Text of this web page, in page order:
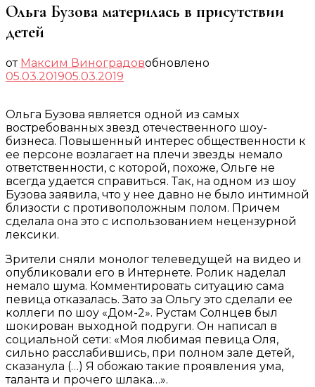
Ольга Бузова материлась в присутствии
детей
от Максим Виноградовобновлено
05.03.201905.03.2019
Ольга Бузова является одной из самых
востребованных звезд отечественного шоу-
бизнеса. Повышенный интерес общественности к
ее персоне возлагает на плечи звезды немало
ответственности, с которой, похоже, Ольге не
всегда удается справиться. Так, на одном из шоу
Бузова заявила, что у нее давно не было интимной
близости с противоположным полом. Причем
сделала она это с использованием нецензурной
лексики.
Зрители сняли монолог телеведущей на видео и
опубликовали его в Интернете. Ролик наделал
немало шума. Комментировать ситуацию сама
певица отказалась. Зато за Ольгу это сделали ее
коллеги по шоу «Дом-2». Рустам Солнцев был
шокирован выходной подруги. Он написал в
социальной сети: «Моя любимая певица Оля,
сильно расслабившись, при полном зале детей,
сказанула (…) Я обожаю такие проявления ума,
таланта и прочего шлака…».